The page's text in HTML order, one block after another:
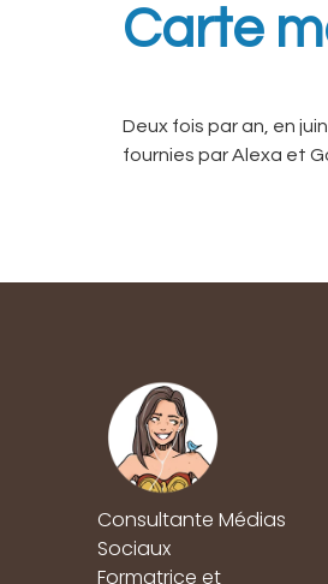
Carte
Deux fois par an, en
fournies par Alexa et
Consultante Médias
Sociaux
Formatrice et